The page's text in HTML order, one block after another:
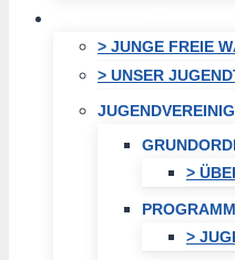
> JUNGE FREIE
> UNSER
>
>